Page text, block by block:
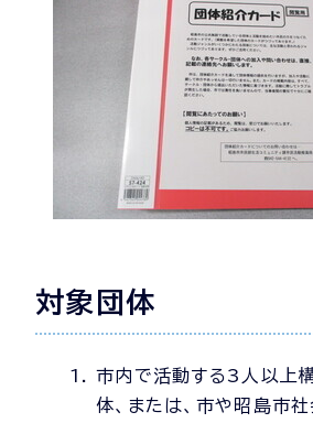
対象団体
市内で活動する3人以上
体、または、市や昭島市